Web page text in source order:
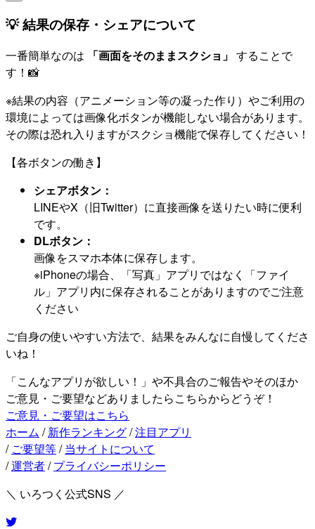
💡 結果の保存・シェアについて
一番簡単なのは 「画面をそのままスクショ」 することで
す！📸
※結果の内容（アニメーション等の凝った作り）やご利用の
環境によっては画像化ボタンが機能しない場合があります。
その際は恐れ入りますがスクショ機能で保存してください！
【各ボタンの働き】
シェアボタン：
LINEやX（旧Twitter）に直接画像を送りたい時に便利
です。
DLボタン：
画像をスマホ本体に保存します。
※iPhoneの場合、「写真」アプリではなく「ファイ
ル」アプリ内に保存されることがありますのでご注意
ください
ご自身の使いやすい方法で、結果をみんなに自慢してくださ
いね！
「こんなアプリが欲しい！」や不具合のご報告やそのほか
ご意見・ご要望などありましたらこちらからどうぞ！
ご意見・ご要望はこちら
ホーム / 新作ランキング/注目アプリ
/ ご要望等/ 当サイトについて
/運営者/ プライバシーポリシー
＼ いろつく公式SNS ／